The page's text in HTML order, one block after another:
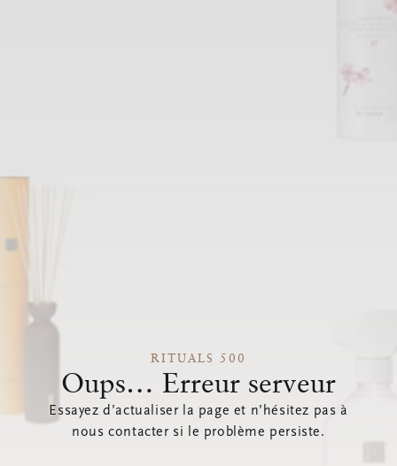
RITUALS 500
Oups… Erreur serveur
Essayez d’actualiser la page et n’hésitez pas à
nous contacter si le problème persiste.